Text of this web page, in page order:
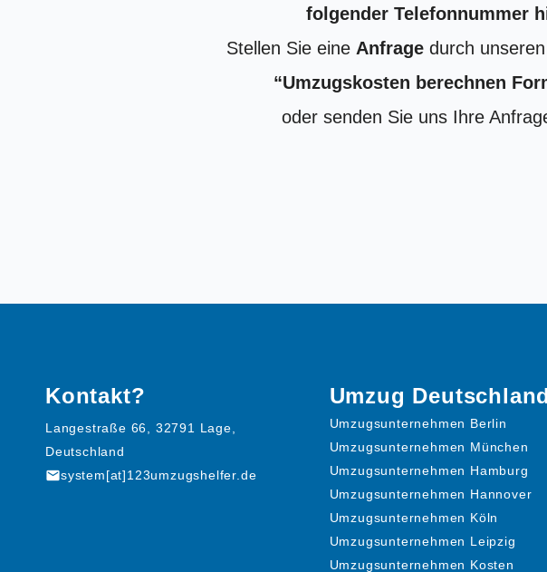
folgender Telefonnummer
Stellen Sie eine Anfrage durch
“Umzugskosten berechnen
oder senden Sie uns Ihre
Kontakt?
Langestraße 66, 32791 Lage,
Deutschland
mailsystem[at]123umzugshelfer.de
Umzug Deutschland
Umzugsunternehmen Berlin
Umzugsunternehmen München
Umzugsunternehmen Hamburg
Umzugsunternehmen Hannover
Umzugsunternehmen Köln
Umzugsunternehmen Leipzig
Umzugsunternehmen Kosten